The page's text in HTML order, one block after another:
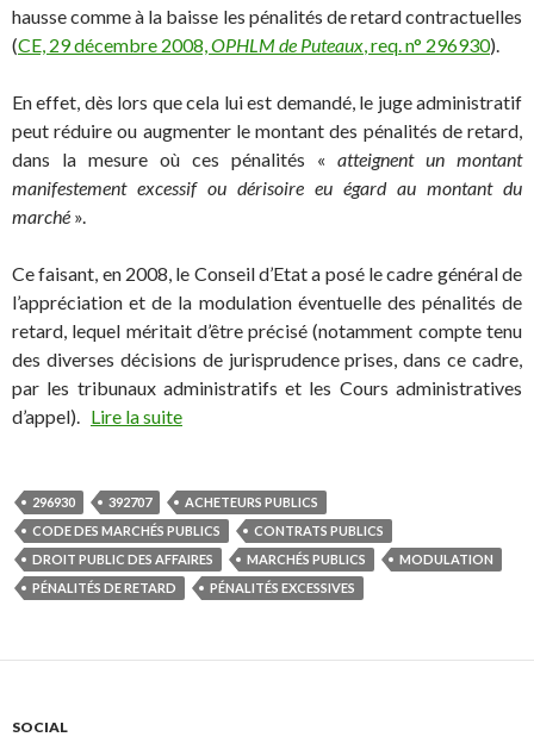
hausse comme à la baisse les pénalités de retard contractuelles
(CE, 29 décembre 2008,OPHLM de Puteaux, req. n° 296930).
En effet, dès lors que cela lui est demandé, le juge administratif
peut réduire ou augmenter le montant des pénalités de retard,
dans la mesure où ces pénalités « atteignent un montant
manifestement excessif ou dérisoire eu égard au montant du
marché ».
Ce faisant, en 2008, le Conseil d’Etat a posé le cadre général de
l’appréciation et de la modulation éventuelle des pénalités de
retard, lequel méritait d’être précisé (notamment compte tenu
des diverses décisions de jurisprudence prises, dans ce cadre,
par les tribunaux administratifs et les Cours administratives
d’appel). Lire la suite
296930 392707
ACHETEURS PUBLICS
CODE DES MARCHÉS PUBLICS
CONTRATS PUBLICS
DROIT PUBLIC DES AFFAIRES
MARCHÉS PUBLICS
MODULATION
PÉNALITÉS DE RETARD
PÉNALITÉS EXCESSIVES
SOCIAL